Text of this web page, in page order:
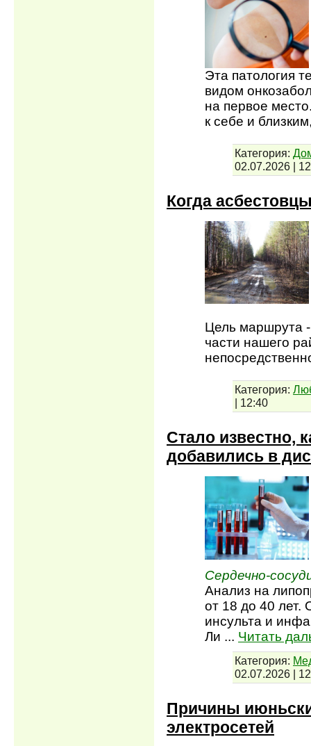
Эта патология
видом
на первое
к себе и
Категория:
02.07.2026 |
Когда
Цель маршрута
части нашего
Категория:
| 12:40
Стало известно,
добавились в
Сердечно-
Анализ на
от 18 до 40 лет.
инсульта и
Ли ... Читать
Категория:
02.07.2026 |
Причины
электросетей